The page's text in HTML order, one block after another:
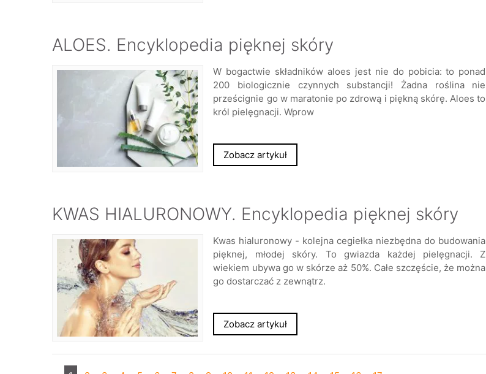
ALOES. Encyklopedia pięknej skóry
W bogactwie składników aloes jest nie do pobicia: to ponad
200 biologicznie czynnych substancji! Żadna roślina nie
prześcignie go w maratonie po zdrową i piękną skórę. Aloes to
król pielęgnacji. Wprow
Zobacz artykuł
KWAS HIALURONOWY. Encyklopedia pięknej skóry
Kwas hialuronowy - kolejna cegiełka niezbędna do budowania
pięknej, młodej skóry. To gwiazda każdej pielęgnacji. Z
wiekiem ubywa go w skórze aż 50%. Całe szczęście, że można
go dostarczać z zewnątrz.
Zobacz artykuł